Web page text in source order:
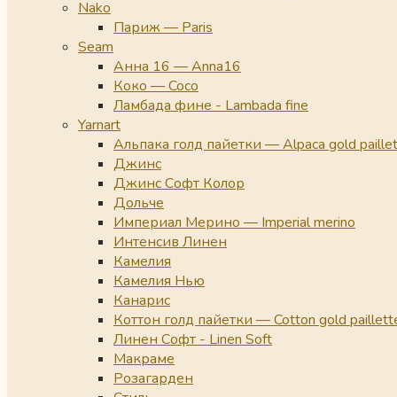
Nako
Париж — Paris
Seam
Анна 16 — Anna16
Коко — Coco
Ламбада фине - Lambada fine
Yarnart
Альпака голд пайетки — Alpaca gold
Джинс
Джинс Софт Колор
Дольче
Империал Мерино — Imperial merino
Интенсив Линен
Камелия
Камелия Нью
Канарис
Коттон голд пайетки — Cotton gold
Линен Софт - Linen Soft
Макраме
Розагарден